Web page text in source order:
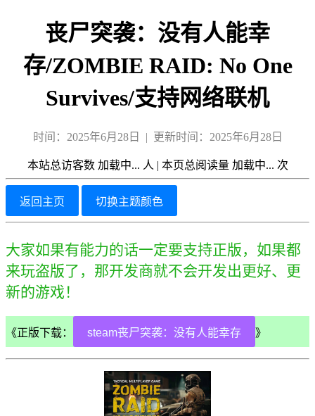
丧尸突袭：没有人能幸
存/ZOMBIE RAID: No One
Survives/支持网络联机
时间：2025年6月28日 | 更新时间：2025年6月28日
本站总访客数 加载中... 人 | 本页总阅读量 加载中... 次
返回主页 切换主题颜色
大家如果有能力的话一定要支持正版，如果都
来玩盗版了，那开发商就不会开发出更好、更
新的游戏！
《正版下载： steam丧尸突袭：没有人能幸存 》